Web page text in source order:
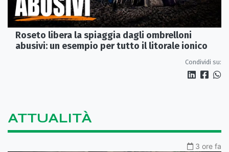
Roseto libera la spiaggia dagli ombrelloni
abusivi: un esempio per tutto il litorale ionico
Condividi su:
ATTUALITÀ
3 ore fa